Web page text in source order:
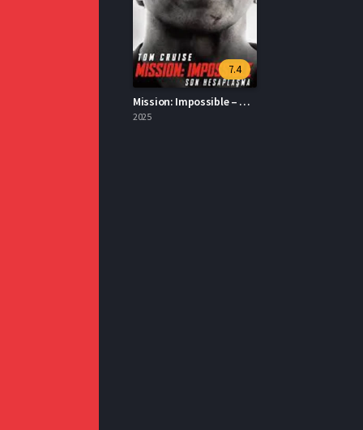
7.4
Mission: Impossible – Son Hesaplaşma İzle
2025